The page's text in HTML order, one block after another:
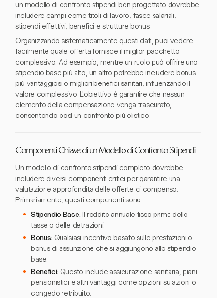
un modello di confronto stipendi ben progettato dovrebbe
includere campi come titoli di lavoro, fasce salariali,
stipendi effettivi, benefici e strutture bonus.
Organizzando sistematicamente questi dati, puoi vedere
facilmente quale offerta fornisce il miglior pacchetto
complessivo. Ad esempio, mentre un ruolo può offrire uno
stipendio base più alto, un altro potrebbe includere bonus
più vantaggiosi o migliori benefici sanitari, influenzando il
valore complessivo. L'obiettivo è garantire che nessun
elemento della compensazione venga trascurato,
consentendo così un confronto più olistico.
Componenti Chiave di un Modello di Confronto Stipendi
Un modello di confronto stipendi completo dovrebbe
includere diversi componenti critici per garantire una
valutazione approfondita delle offerte di compenso.
Primariamente, questi componenti sono:
Stipendio Base: Il reddito annuale fisso prima delle
tasse o delle detrazioni.
Bonus: Qualsiasi incentivo basato sulle prestazioni o
bonus di assunzione che si aggiungono allo stipendio
base.
Benefici: Questo include assicurazione sanitaria, piani
pensionistici e altri vantaggi come opzioni su azioni o
congedo retribuito.